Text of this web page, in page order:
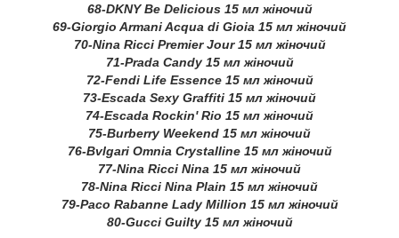
68-DKNY Be Delicious 15 мл жіночий
69-Giorgio Armani Acqua di Gioia 15 мл жіночий
70-Nina Ricci Premier Jour 15 мл жіночий
71-Prada Candy 15 мл жіночий
72-Fendi Life Essence 15 мл жіночий
73-Escada Sexy Graffiti 15 мл жіночий
74-Escada Rockin' Rio 15 мл жіночий
75-Burberry Weekend 15 мл жіночий
76-Bvlgari Omnia Crystalline 15 мл жіночий
77-Nina Ricci Nina 15 мл жіночий
78-Nina Ricci Nina Plain 15 мл жіночий
79-Paco Rabanne Lady Million 15 мл жіночий
80-Gucci Guilty 15 мл жіночий